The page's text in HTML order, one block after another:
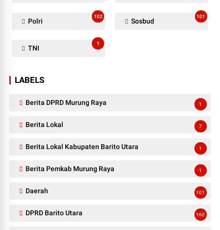
Polri
102
Sosbud
101
TNI
1
LABELS
Berita DPRD Murung Raya 1
Berita Lokal 7
Berita Lokal Kabupaten Barito Utara 1
Berita Pemkab Murung Raya 1
Daerah 101
DPRD Barito Utara 160